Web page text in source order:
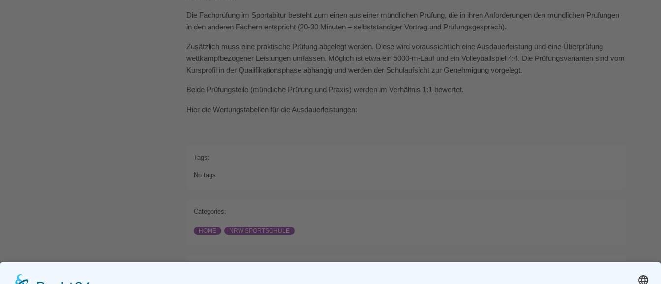
Die Fachprüfung im Sportabitur besteht zum einen aus einer mündlichen Prüfung, die in ihren Anforderungen den mündlichen Prüfungen
in den anderen Fächern entspricht (20-30 Minuten – selbstständiger Vortrag und Prüfungsgespräch).
Zusätzlich muss eine praktische Prüfung abgelegt werden. Diese wird voraussichtlich eine Ausdauerleistung und eine Überprüfung
wettkampfbezogener Leistungen umfassen. Möglich ist etwa ein 5000-m-Lauf und ein Volleyballspiel 4:4. Die Prüfungsvarianten sind vom
Kursprofil in der Qualifikationsphase abhängig und werden der Schulaufsicht zur Genehmigung vorgelegt.
Beide Prüfungsteile (mündliche Prüfung und Praxis) werden im Verhältnis 1:1 bewertet.
Hier die Wertungstabellen für die Ausdauerleistungen:
Tags:
No tags
Categories:
HOME NRW SPORTSCHULE